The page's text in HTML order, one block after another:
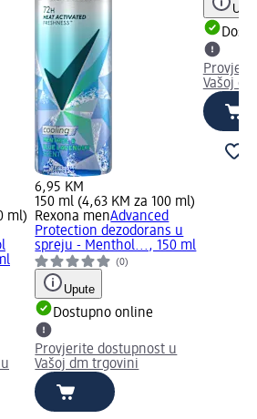
ml)
6,95 KM
150 ml (4,63 KM za 100 ml)
Rexona menAdvanced
Protection dezodorans u
spreju - Menthol..., 150 ml
(0)
Upute
Dostupno online
Provjerite dostupnost u
Vašoj dm trgovini
Vašoj